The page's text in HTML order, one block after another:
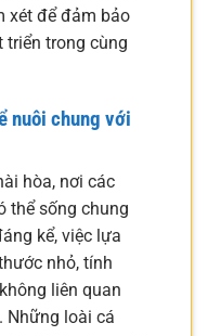
xét để đảm bảo
triển trong cùng
nuôi chung với
hòa, nơi các
thể sống chung
kể, việc lựa
nhỏ, tính
liên quan
Những loài cá